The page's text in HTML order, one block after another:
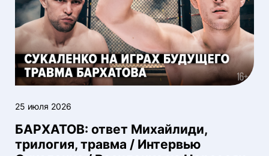
25 июля 2026
БАРХАТОВ: ответ Михайлиди,
трилогия, травма / Интервью